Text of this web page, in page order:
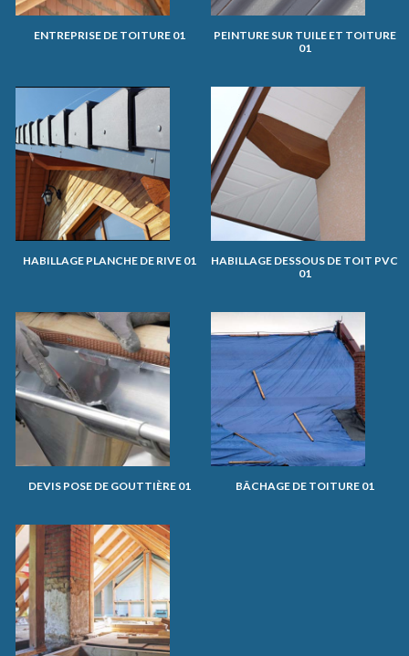
ENTREPRISE DE TOITURE 01
PEINTURE SUR TUILE ET TOITURE
01
HABILLAGE PLANCHE DE RIVE 01
HABILLAGE DESSOUS DE TOIT PVC
01
DEVIS POSE DE GOUTTIÈRE 01 BÂCHAGE DE TOITURE 01